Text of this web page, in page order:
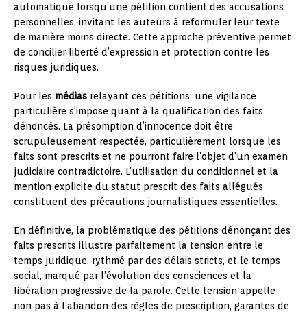
automatique lorsqu’une pétition contient des accusations
personnelles, invitant les auteurs à reformuler leur texte
de manière moins directe. Cette approche préventive permet
de concilier liberté d’expression et protection contre les
risques juridiques.
Pour les médias relayant ces pétitions, une vigilance
particulière s’impose quant à la qualification des faits
dénoncés. La présomption d’innocence doit être
scrupuleusement respectée, particulièrement lorsque les
faits sont prescrits et ne pourront faire l’objet d’un examen
judiciaire contradictoire. L’utilisation du conditionnel et la
mention explicite du statut prescrit des faits allégués
constituent des précautions journalistiques essentielles.
En définitive, la problématique des pétitions dénonçant des
faits prescrits illustre parfaitement la tension entre le
temps juridique, rythmé par des délais stricts, et le temps
social, marqué par l’évolution des consciences et la
libération progressive de la parole. Cette tension appelle
non pas à l’abandon des règles de prescription, garantes de